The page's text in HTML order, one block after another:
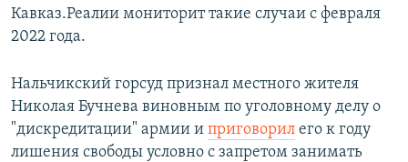
Кавказ.Реалии мониторит такие случаи с февраля
2022 года.
Нальчикский горсуд признал местного жителя
Николая Бучнева виновным по уголовному делу о
"дискредитации" армии и приговорил его к году
лишения свободы условно с запретом занимать